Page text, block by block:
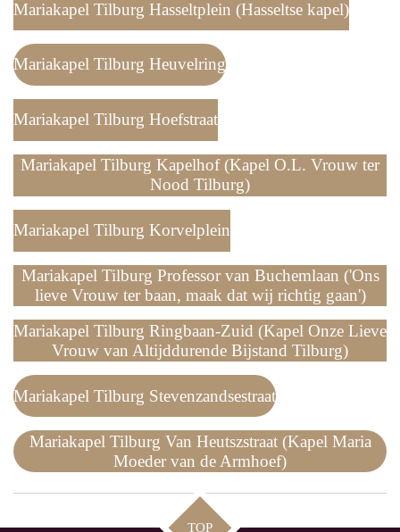
Mariakapel Tilburg Hasseltplein (Hasseltse kapel)
Mariakapel Tilburg Heuvelring
Mariakapel Tilburg Hoefstraat
Mariakapel Tilburg Kapelhof (Kapel O.L. Vrouw ter
Nood Tilburg)
Mariakapel Tilburg Korvelplein
Mariakapel Tilburg Professor van Buchemlaan ('Ons
lieve Vrouw ter baan, maak dat wij richtig gaan')
Mariakapel Tilburg Ringbaan-Zuid (Kapel Onze Lieve
Vrouw van Altijddurende Bijstand Tilburg)
Mariakapel Tilburg Stevenzandsestraat
Mariakapel Tilburg Van Heutszstraat (Kapel Maria
Moeder van de Armhoef)
TOP